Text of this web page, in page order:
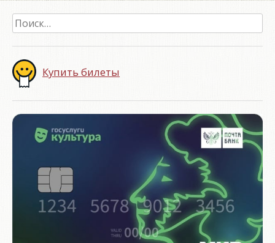
Найти:
Купить билеты